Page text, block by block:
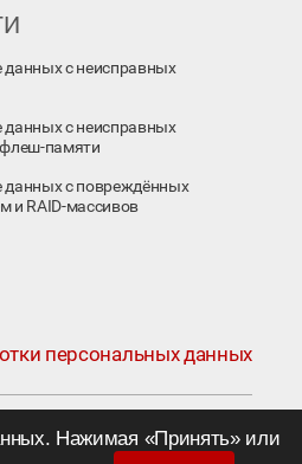
данных с неисправных
данных с неисправных
памяти
данных с повреждённых
и RAID-массивов
персональных данных
Нажимая «Принять» или